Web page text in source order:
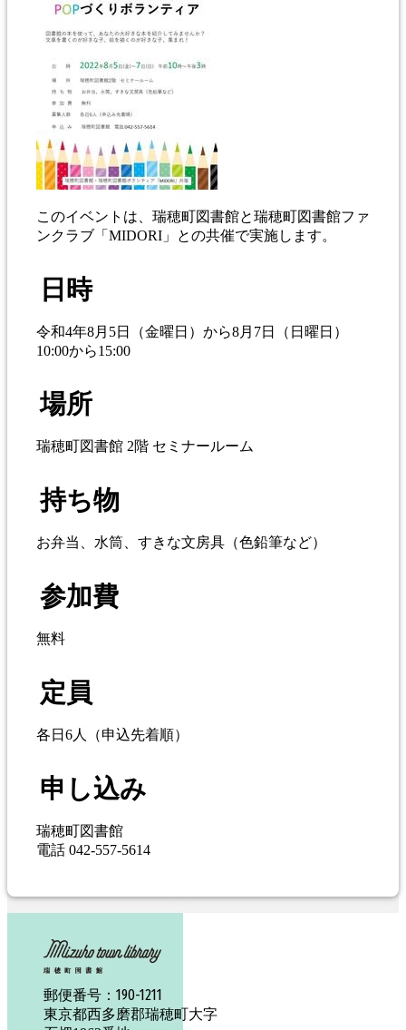
このイベントは、瑞穂町図書館と瑞穂町図書館ファ
ンクラブ「MIDORI」との共催で実施します。
日時
令和4年8月5日（金曜日）から8月7日（日曜日）
10:00から15:00
場所
瑞穂町図書館 2階 セミナールーム
持ち物
お弁当、水筒、すきな文房具（色鉛筆など）
参加費
無料
定員
各日6人（申込先着順）
申し込み
瑞穂町図書館
電話 042-557-5614
郵便番号： 190-1211
東京都西多磨郡瑞穂町大字